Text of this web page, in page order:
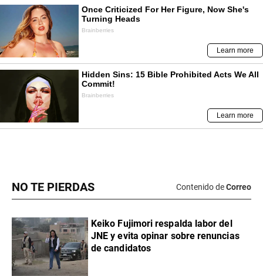
NO TE PIERDAS Contenido deCorreo
Keiko Fujimori respalda labor del
JNE y evita opinar sobre renuncias
de candidatos